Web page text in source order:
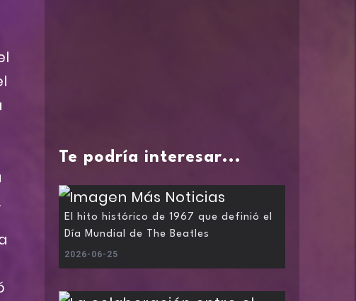
Te podría interesar...
El hito histórico de 1967 que definió el
Día Mundial de The Beatles
2026-06-25